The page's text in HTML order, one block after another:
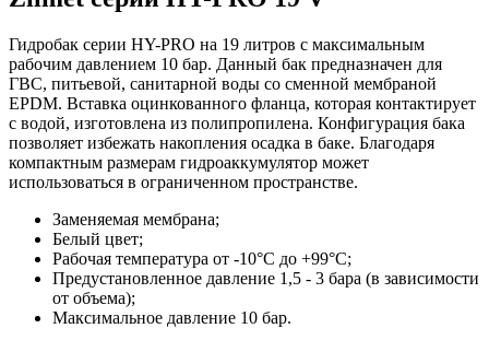
Гидробак серии HY-PRO на 19 литров с максимальным
рабочим давлением 10 бар. Данный бак предназначен для
ГВС, питьевой, санитарной воды со сменной мембраной
EPDM. Вставка оцинкованного фланца, которая контактирует
с водой, изготовлена из полипропилена. Конфигурация бака
позволяет избежать накопления осадка в баке. Благодаря
компактным размерам гидроаккумулятор может
использоваться в ограниченном пространстве.
Заменяемая мембрана;
Белый цвет;
Рабочая температура от -10°С до +99°С;
Предустановленное давление 1,5 - 3 бара (в зависимости
от объема);
Максимальное давление 10 бар.